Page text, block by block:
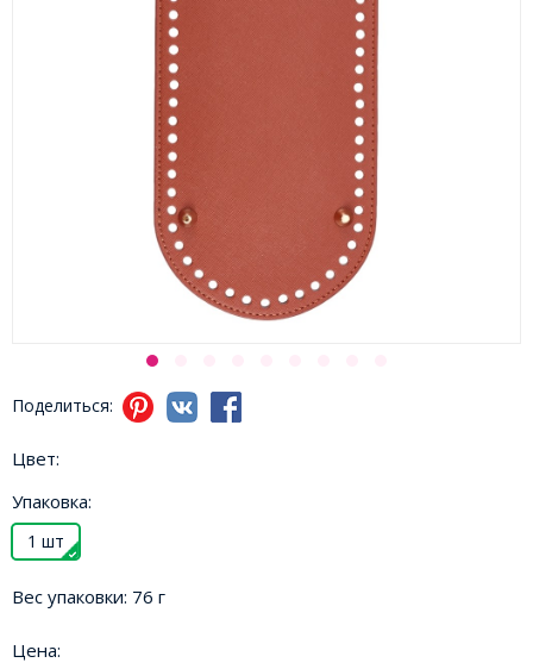
Поделиться:
Цвет:
Упаковка:
1 шт
Вес упаковки: 76 г
Цена: